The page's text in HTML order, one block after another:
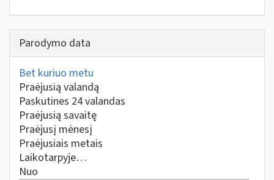
Parodymo data
Bet kuriuo metu
Praėjusią valandą
Paskutines 24 valandas
Praėjusią savaitę
Praėjusį mėnesį
Praėjusiais metais
Laikotarpyje…
Nuo